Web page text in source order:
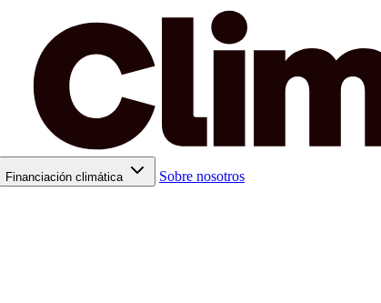
Financiación climática Sobre nosotros